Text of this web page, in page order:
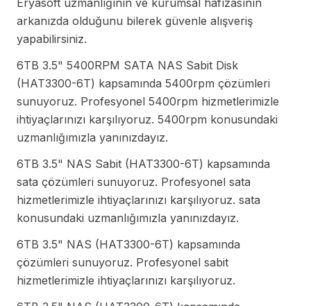
Eryasoft uzmanlığının ve kurumsal hafızasının
arkanızda olduğunu bilerek güvenle alışveriş
yapabilirsiniz.
6TB 3.5" 5400RPM SATA NAS Sabit Disk
(HAT3300-6T) kapsamında 5400rpm çözümleri
sunuyoruz. Profesyonel 5400rpm hizmetlerimizle
ihtiyaçlarınızı karşılıyoruz. 5400rpm konusundaki
uzmanlığımızla yanınızdayız.
6TB 3.5" NAS Sabit (HAT3300-6T) kapsamında
sata çözümleri sunuyoruz. Profesyonel sata
hizmetlerimizle ihtiyaçlarınızı karşılıyoruz. sata
konusundaki uzmanlığımızla yanınızdayız.
6TB 3.5" NAS (HAT3300-6T) kapsamında
çözümleri sunuyoruz. Profesyonel sabit
hizmetlerimizle ihtiyaçlarınızı karşılıyoruz.